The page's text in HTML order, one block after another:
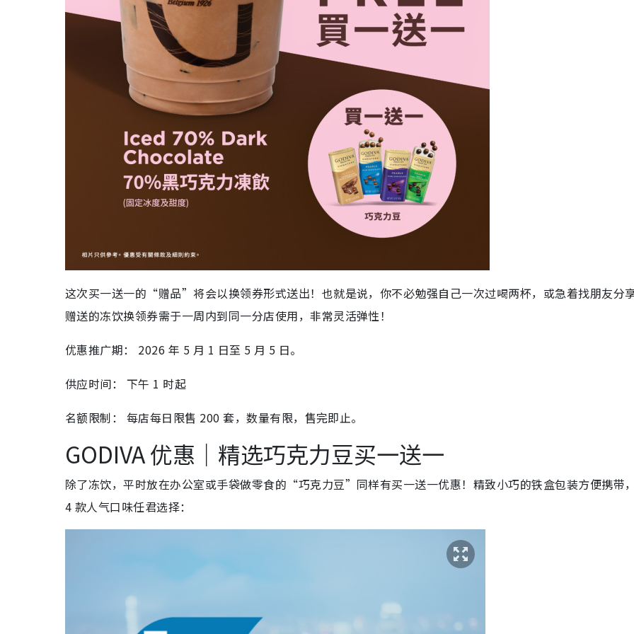
这次买一送一的“赠品”将会以换领券形式送出！也就是说，你不必勉强自己一次过喝两杯，或急着找朋友分
赠送的冻饮换领券需于一周内到同一分店使用，非常灵活弹性！
优惠推广期： 2026 年 5 月 1 日至 5 月 5 日。
供应时间： 下午 1 时起
名额限制： 每店每日限售 200 套，数量有限，售完即止。
GODIVA 优惠｜精选巧克力豆买一送一
除了冻饮，平时放在办公室或手袋做零食的“巧克力豆”同样有买一送一优惠！精致小巧的铁盒包装方便携带
4 款人气口味任君选择：